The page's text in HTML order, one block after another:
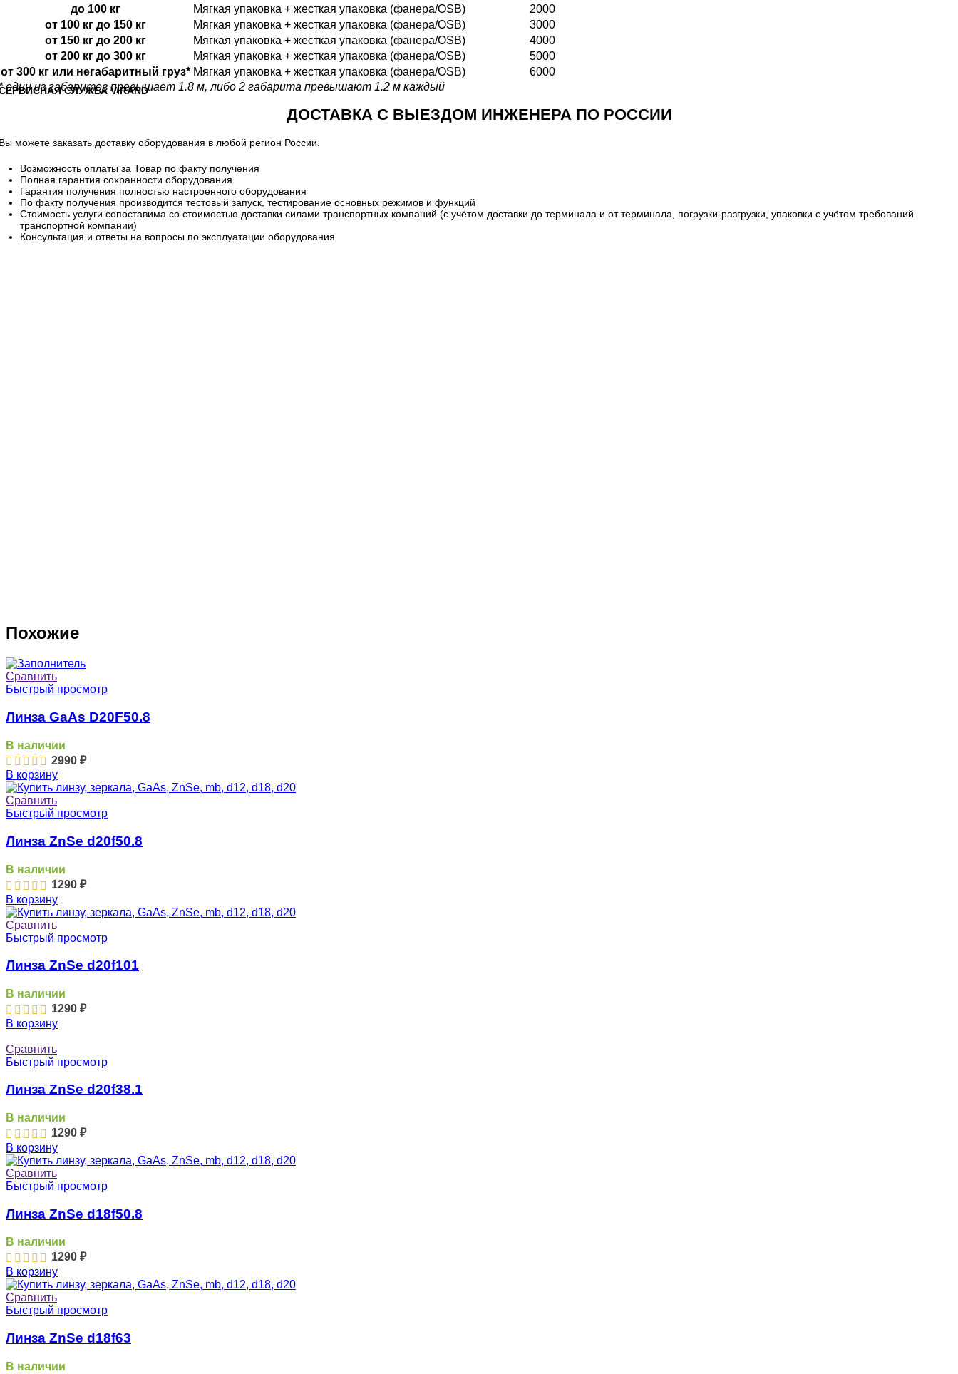
до 100 кг
Мягкая упаковка + жесткая упаковка (фанера/OSB)
2000
от 100 кг до 150 кг
Мягкая упаковка + жесткая упаковка (фанера/OSB)
3000
от 150 кг до 200 кг
Мягкая упаковка + жесткая упаковка (фанера/OSB)
4000
от 200 кг до 300 кг
Мягкая упаковка + жесткая упаковка (фанера/OSB)
5000
от 300 кг или негабаритный груз* Мягкая упаковка + жесткая упаковка (фанера/OSB)
6000
один из габаритов превышает 1.8 м, либо 2 габарита превышают 1.2 м каждый
СЛУЖБА VIRAND
ДОСТАВКА С ВЫЕЗДОМ ИНЖЕНЕРА ПО РОССИИ
можете заказать доставку оборудования в любой регион России.
Возможность оплаты за Товар по факту получения
Полная гарантия сохранности оборудования
Гарантия получения полностью настроенного оборудования
По факту получения производится тестовый запуск, тестирование основных режимов и функций
Стоимость услуги сопоставима со стоимостью доставки силами транспортных компаний (с учётом доставки до терминала и от терминала, погрузки-разгрузки, упаковки с учётом требований
транспортной компании)
Консультация и ответы на вопросы по эксплуатации оборудования
Похожие
Сравнить
Быстрый просмотр
Линза GaAs D20F50.8
В наличии
2990 ₽
В корзину
Сравнить
Быстрый просмотр
Линза ZnSe d20f50.8
В наличии
1290 ₽
В корзину
Сравнить
Быстрый просмотр
Линза ZnSe d20f101
В наличии
1290 ₽
В корзину
Сравнить
Быстрый просмотр
Линза ZnSe d20f38.1
В наличии
1290 ₽
В корзину
Сравнить
Быстрый просмотр
Линза ZnSe d18f50.8
В наличии
1290 ₽
В корзину
Сравнить
Быстрый просмотр
Линза ZnSe d18f63
В наличии